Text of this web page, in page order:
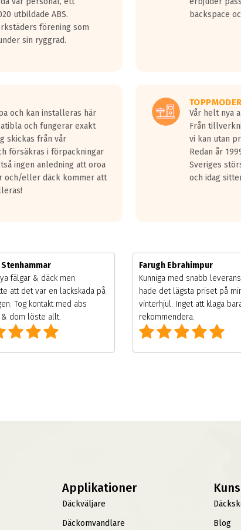
överträffa motorljudet.
ett däck med vågar. Hög bullernivå markeras med svarta
kraven som finns i dagsläget, men är inte längre tillåtna enligt
utbildade ABS.
förening som
sin ryggrad.
backspace
och kan installeras här
och fungerar exakt
skickas från vår
försäkras i förpackningar
ingen anledning att oroa
och/eller däck kommer att
Vår helt nya
Från
vi kan utan
Redan år
Sveriges
och idag
Stenhammar
fälgar & däck men
att det var en lackskada på
Tog kontakt med abs
dom löste allt.
Farugh Ebrahimpur
Kunniga med snabb
hade det lägsta priset på
vinterhjul. Inget att klaga
rekommendera.
Applikationer
Däckväljare
Däckomvandlare
Blog